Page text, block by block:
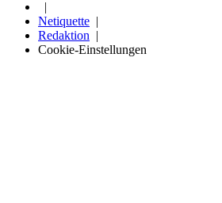
Netiquette
Redaktion
Cookie-Einstellungen